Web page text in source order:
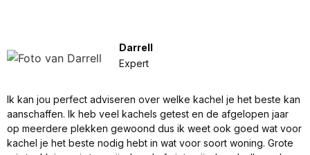
Darrell
Expert
Ik kan jou perfect adviseren over welke kachel je het beste kan
aanschaffen. Ik heb veel kachels getest en de afgelopen jaar
op meerdere plekken gewoond dus ik weet ook goed wat voor
kachel je het beste nodig hebt in wat voor soort woning. Grote